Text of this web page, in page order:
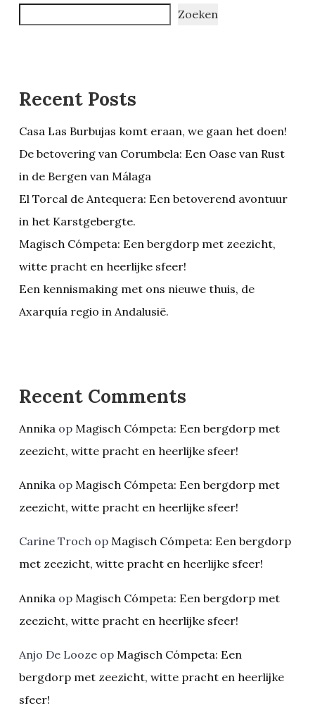
Zoeken
Recent Posts
Casa Las Burbujas komt eraan, we gaan het doen!
De betovering van Corumbela: Een Oase van Rust
in de Bergen van Málaga
El Torcal de Antequera: Een betoverend avontuur
in het Karstgebergte.
Magisch Cómpeta: Een bergdorp met zeezicht,
witte pracht en heerlijke sfeer!
Een kennismaking met ons nieuwe thuis, de
Axarquía regio in Andalusië.
Recent Comments
Annika op Magisch Cómpeta: Een bergdorp met
zeezicht, witte pracht en heerlijke sfeer!
Annika op Magisch Cómpeta: Een bergdorp met
zeezicht, witte pracht en heerlijke sfeer!
Carine Troch op Magisch Cómpeta: Een bergdorp
met zeezicht, witte pracht en heerlijke sfeer!
Annika op Magisch Cómpeta: Een bergdorp met
zeezicht, witte pracht en heerlijke sfeer!
Anjo De Looze op Magisch Cómpeta: Een
bergdorp met zeezicht, witte pracht en heerlijke
sfeer!